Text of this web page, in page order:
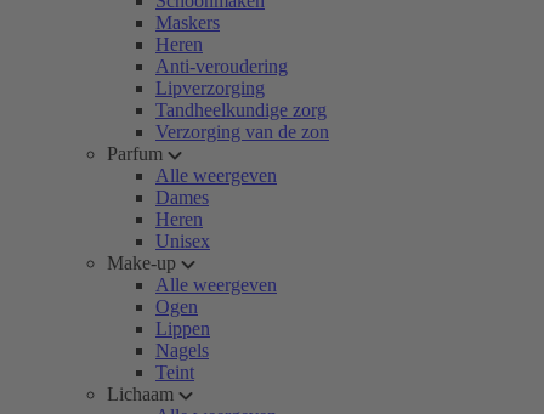
Maskers
Heren
Anti-veroudering
Lipverzorging
Tandheelkundige zorg
Verzorging van de zon
Parfum
Alle weergeven
Dames
Heren
Unisex
Make-up
Alle weergeven
Ogen
Lippen
Nagels
Teint
Lichaam